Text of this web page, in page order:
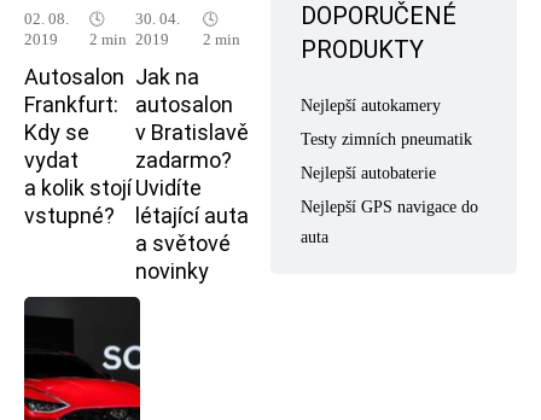
02. 08.
2019
🕓
2 min
Autosalon
Frankfurt:
Kdy se
vydat
a kolik stojí
vstupné?
30. 04.
2019
🕓
2 min
Jak na
autosalon
v Bratislavě
zadarmo?
Uvidíte
létající auta
a světové
novinky
DOPORUČENÉ
PRODUKTY
Nejlepší autokamery
Testy zimních pneumatik
Nejlepší autobaterie
Nejlepší GPS navigace do
auta